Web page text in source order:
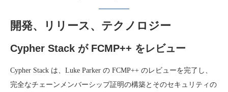
開発、リリース、テクノロジー
Cypher Stack が FCMP++ をレビュー
Cypher Stack は、Luke Parker の FCMP++ のレビューを完了し、
完全なチェーンメンバーシップ証明の構築とそのセキュリティの